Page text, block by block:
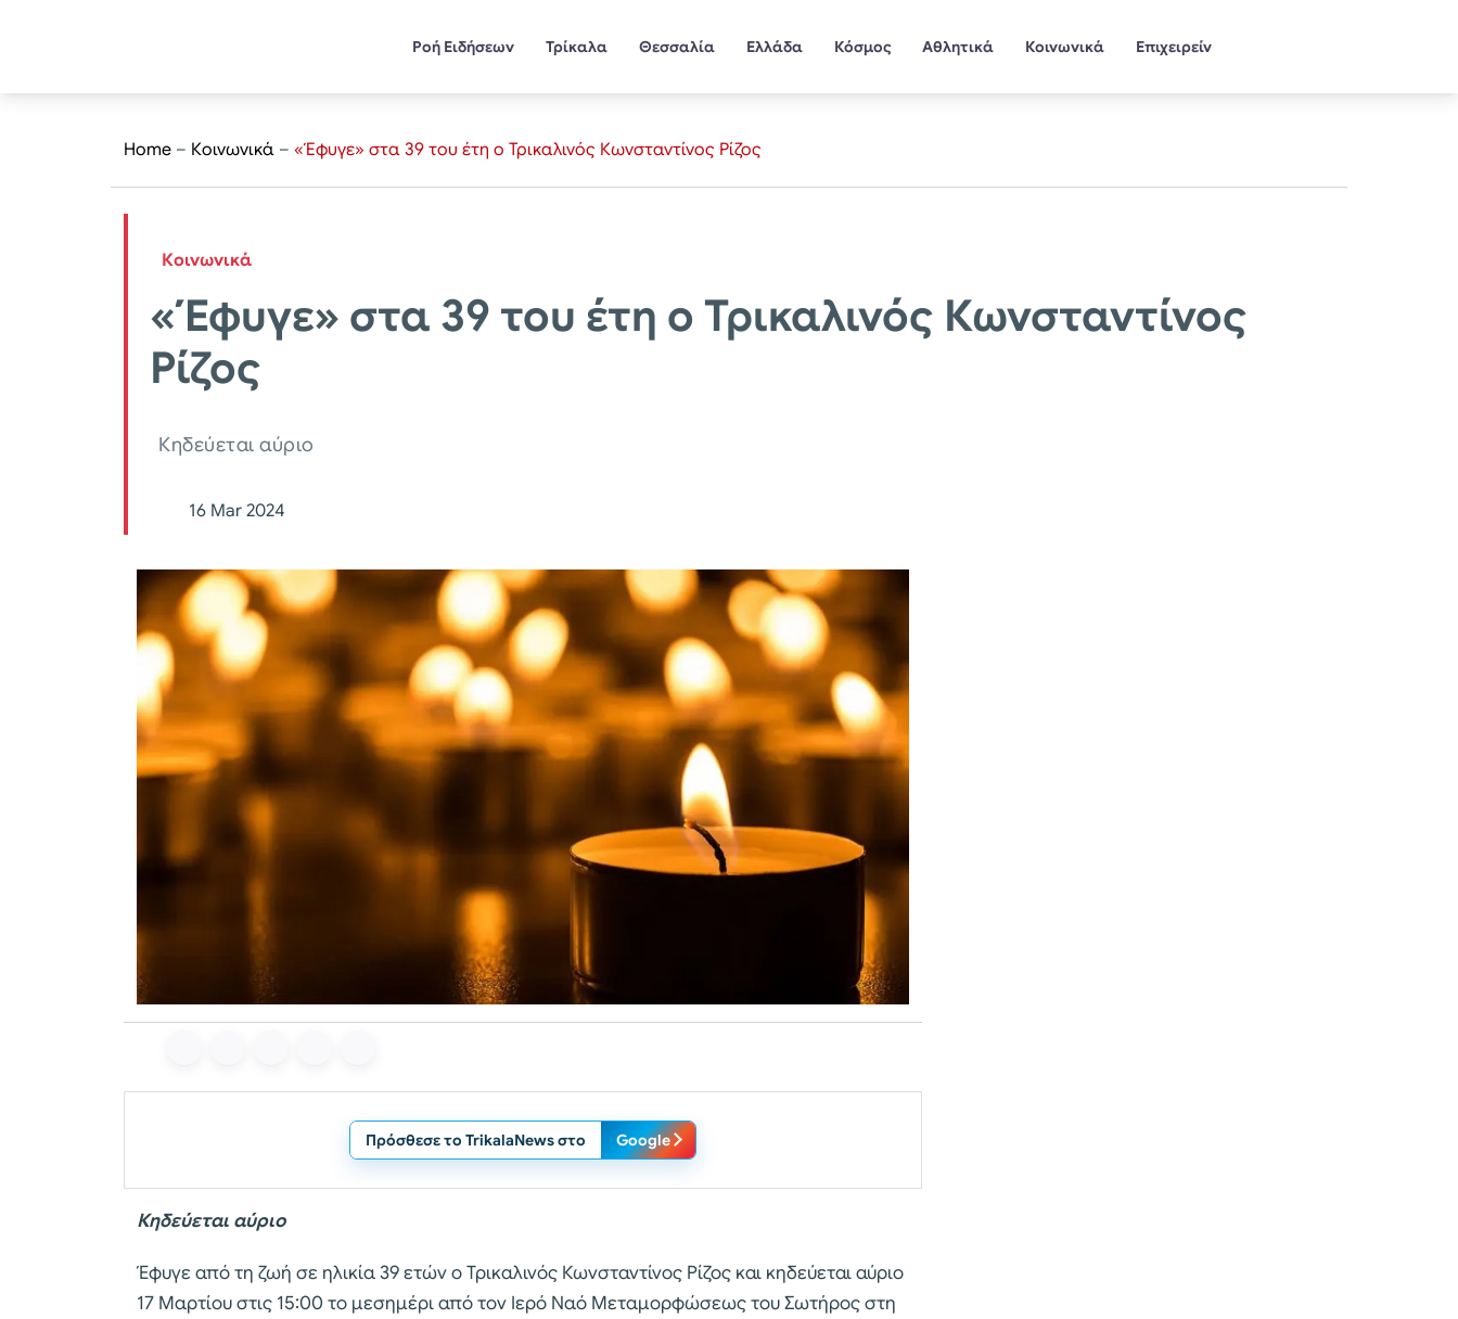
Ροή Ειδήσεων Τρίκαλα Θεσσαλία Ελλάδα Κόσμος Αθλητικά Κοινωνικά Επιχειρείν
Home – Κοινωνικά – «Έφυγε» στα 39 του έτη ο Τρικαλινός Κωνσταντίνος Ρίζος
Κοινωνικά
«Έφυγε» στα 39 του έτη ο Τρικαλινός Κωνσταντίνος
Ρίζος
Κηδεύεται αύριο
16 Mar 2024
Πρόσθεσε το TrikalaNews στο Google
Κηδεύεται αύριο
Έφυγε από τη ζωή σε ηλικία 39 ετών ο Τρικαλινός Κωνσταντίνος Ρίζος και κηδεύεται αύριο
17 Μαρτίου στις 15:00 το μεσημέρι από τον Ιερό Ναό Μεταμορφώσεως του Σωτήρος στη